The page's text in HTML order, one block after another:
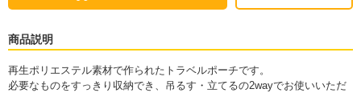
商品説明
再生ポリエステル素材で作られたトラベルポーチです。
必要なものをすっきり収納でき、吊るす・立てるの2wayでお使いいただ